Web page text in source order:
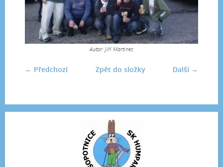
Autor: Jiří Martinec
← Předchozí Další →
Zpět do složky